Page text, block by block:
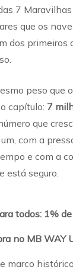
7
que os
dos primeiros
peso que
capítulo: 7
que
com a
e com a
está seguro.
todos: 1%
no MB WAY
marco